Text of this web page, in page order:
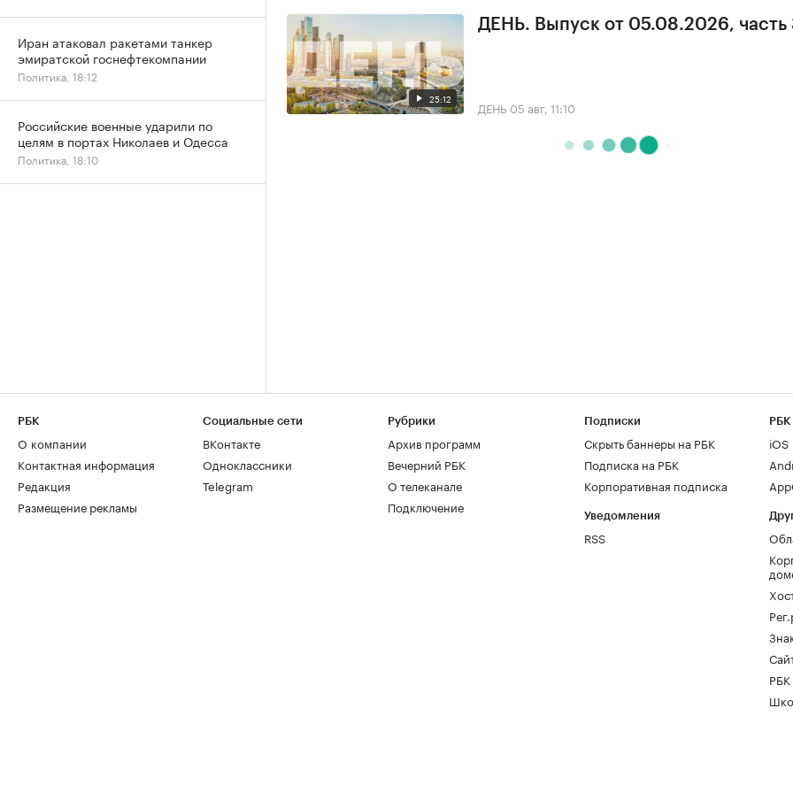
25:12
ДЕНЬ. Выпуск от 05.08.2026, часть
ДЕНЬ 05 авг, 11:10
Иран атаковал ракетами танкер
эмиратской госнефтекомпании
Политика, 18:12
Российские военные ударили по
целям в портах Николаев и Одесса
Политика, 18:10
РБК
О компании
Контактная информация
Редакция
Размещение рекламы
Социальные сети
ВКонтакте
Одноклассники
Telegram
Рубрики
Архив программ
Вечерний РБК
О телеканале
Подключение
Подписки
Скрыть баннеры на РБК
Подписка на РБК
Корпоративная подписка
Уведомления
RSS
РБК
iOS